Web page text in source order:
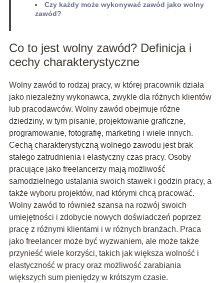
Czy każdy może wykonywać zawód jako wolny
zawód?
Co to jest wolny zawód? Definicja i
cechy charakterystyczne
Wolny zawód to rodzaj pracy, w której pracownik działa
jako niezależny wykonawca, zwykle dla różnych klientów
lub pracodawców. Wolny zawód obejmuje różne
dziedziny, w tym pisanie, projektowanie graficzne,
programowanie, fotografię, marketing i wiele innych.
Cechą charakterystyczną wolnego zawodu jest brak
stałego zatrudnienia i elastyczny czas pracy. Osoby
pracujące jako freelancerzy mają możliwość
samodzielnego ustalania swoich stawek i godzin pracy, a
także wyboru projektów, nad którymi chcą pracować.
Wolny zawód to również szansa na rozwój swoich
umiejętności i zdobycie nowych doświadczeń poprzez
pracę z różnymi klientami i w różnych branżach. Praca
jako freelancer może być wyzwaniem, ale może także
przynieść wiele korzyści, takich jak większa wolność i
elastyczność w pracy oraz możliwość zarabiania
większych sum pieniędzy w krótszym czasie.